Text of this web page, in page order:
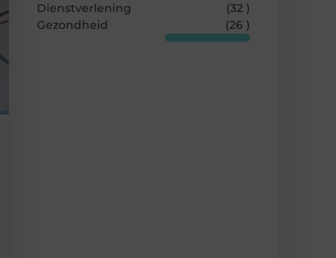
Dienstverlening
(32 )
Gezondheid
(26 )